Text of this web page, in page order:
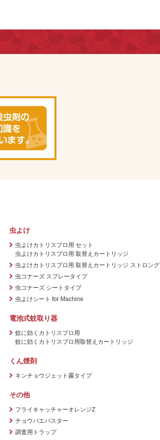
虫よけ
虫よけカトリスプロ用 セット
虫よけカトリスプロ用 取替えカートリッジ
虫よけカトリスプロ用 取替えカートリッジ ストロング
虫コナーズ スプレータイプ
虫コナーズ シートタイプ
虫よけシート for Machine
電池式蚊取り器
蚊に効くカトリスプロ用
蚊に効くカトリスプロ用取替えカートリッジ
くん煙剤
キンチョウジェット霧タイプ
その他
フライキャッチャーオレンジZ
チョウバエバスター
調査用トラップ